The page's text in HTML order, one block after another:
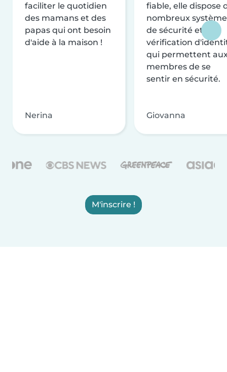
faciliter le quotidien
des mamans et des
papas qui ont besoin
d'aide à la maison !
Nerina
fiable, elle dispose
nombreux
de sécurité et de
vérification
qui permettent
membres de se
sentir en sécurité.
Giovanna
M'inscrire !